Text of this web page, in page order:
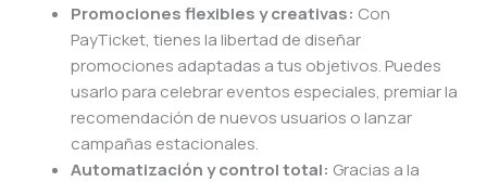
Promociones flexibles y creativas: Con
PayTicket, tienes la libertad de diseñar
promociones adaptadas a tus objetivos. Puedes
usarlo para celebrar eventos especiales, premiar la
recomendación de nuevos usuarios o lanzar
campañas estacionales.
Automatización y control total: Gracias a la